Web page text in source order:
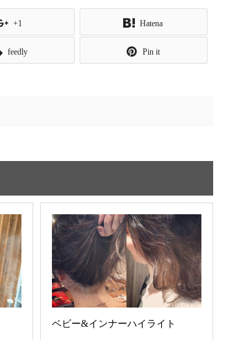
+1 Hatena
feedly Pin it
ベビー&インナーハイライト